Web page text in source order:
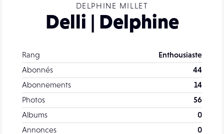
DELPHINE MILLET
Delli | Delphine
Rang
Enthousiaste
Abonnés
44
Abonnements
14
Photos
56
Albums
0
Annonces
0